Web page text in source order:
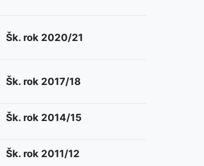
Šk. rok 2020/21
Šk. rok 2017/18
Šk. rok 2014/15
Šk. rok 2011/12